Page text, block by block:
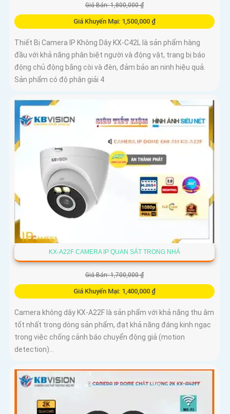
Giá Bán: 1,800,000 ₫
Giá Khuyến Mại: 1,500,000 ₫
Thiết Bị Camera IP Không Dây KX-C42L là sản phẩm hàng
đầu với khả năng phân biệt người và động vật, trang bị báo
động chủ động bằng còi và đèn, đảm bảo an ninh hiệu quả.
Sản phẩm có độ phân giải 4
KX-A22F CAMERA IP QUAN SÁT TRONG NHÀ
Giá Bán: 1,700,000 ₫
Giá Khuyến Mại: 1,400,000 ₫
Camera không dây KX-A22F là sản phẩm với khả năng thu âm
tốt nhất trong dòng sản phẩm, đạt khả năng đáng kinh ngạc
trong việc chống cảnh báo chuyển động giả (motion
detection)...